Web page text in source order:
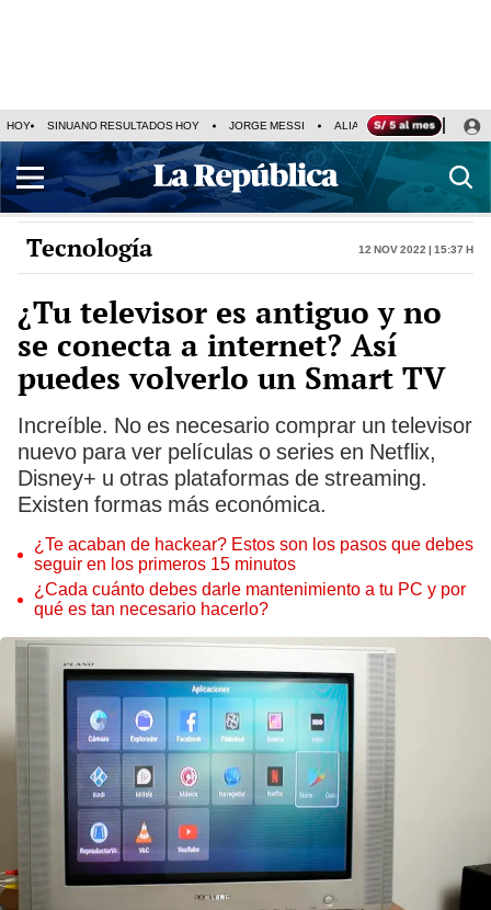
HOY SINUANO RESULTADOS HOY JORGE MESSI ALIANZA LIMA VS SPORT
Tecnología 12 Nov 2022 | 15:37 h
¿Tu televisor es antiguo y no
se conecta a internet? Así
puedes volverlo un Smart TV
Increíble. No es necesario comprar un televisor
nuevo para ver películas o series en Netflix,
Disney+ u otras plataformas de streaming.
Existen formas más económica.
¿Te acaban de hackear? Estos son los pasos que debes
seguir en los primeros 15 minutos
¿Cada cuánto debes darle mantenimiento a tu PC y por
qué es tan necesario hacerlo?